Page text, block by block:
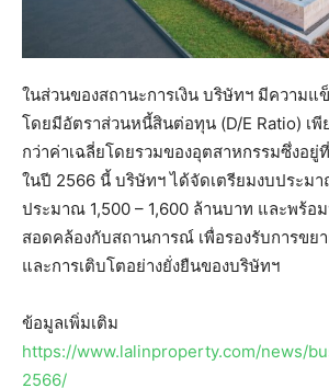
ในส่วนของสถานะการเงิน บริษัทฯ มีความแ
โดยมีอัตราส่วนหนี้สินต่อทุน (D/E Ratio) เพี
กว่าค่าเฉลี่ยโดยรวมของอุตสาหกรรมซึ่งอยู่
ในปี 2566 นี้ บริษัทฯ ได้จัดเตรียมงบประม
ประมาณ 1,500 – 1,600 ล้านบาท และพร้อ
สอดคล้องกับสถานการณ์ เพื่อรองรับการขย
และการเติบโตอย่างยั่งยืนของบริษัทฯ
ข้อมูลเพิ่มเติม
https://www.lalinproperty.com/news/
2566/